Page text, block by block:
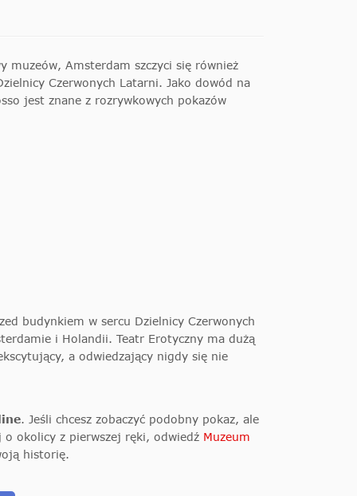
muzeów, Amsterdam szczyci się również
Czerwonych Latarni. Jako dowód na
jest znane z rozrywkowych pokazów
budynkiem w sercu Dzielnicy Czerwonych
i Holandii. Teatr Erotyczny ma dużą
a odwiedzający nigdy się nie
. Jeśli chcesz zobaczyć podobny pokaz, ale
o okolicy z pierwszej ręki, odwiedź Muzeum
historię.